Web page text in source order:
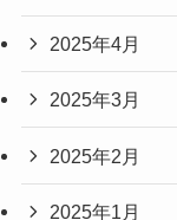
2025年4月
2025年3月
2025年2月
2025年1月